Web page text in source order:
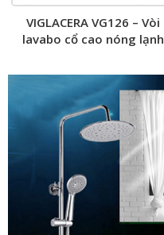
VIGLACERA VG126 – Vòi
lavabo cổ cao nóng lạnh